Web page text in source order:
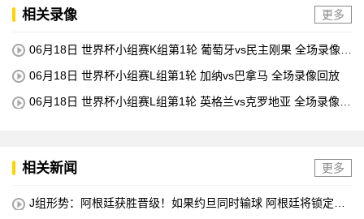
相关录像 更多
06月18日 世界杯小组赛K组第1轮 葡萄牙vs民主刚果 全场录像回
06月18日 世界杯小组赛L组第1轮 加纳vs巴拿马 全场录像回放
06月18日 世界杯小组赛L组第1轮 英格兰vs克罗地亚 全场录像回
相关新闻 更多
J组形势：阿根廷获胜晋级！如果约旦同时输球 阿根廷将锁定榜